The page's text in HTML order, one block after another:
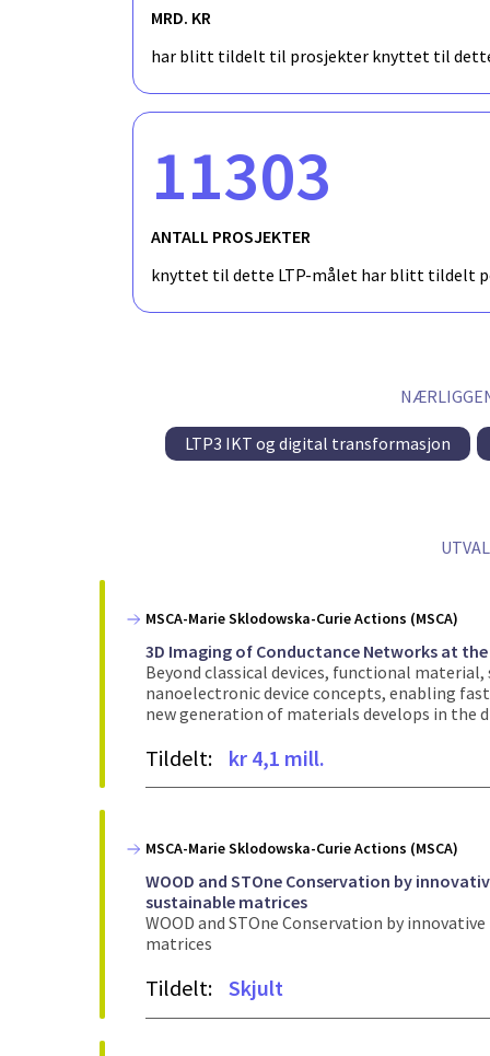
MRD. KR
har blitt tildelt til prosjekter knyttet til
11303
ANTALL PROSJEKTER
knyttet til dette LTP-målet har blitt tildelt
LTP3 IKT og digital transformasjon
MSCA-Marie Sklodowska-Curie Actions (MSCA)
3D Imaging of Conductance Networks at
Beyond classical devices, functional
nanoelectronic device concepts, enabling
new generation of materials develops in the
Tildelt: kr 4,1 mill.
MSCA-Marie Sklodowska-Curie Actions (MSCA)
WOOD and STOne Conservation by
sustainable matrices
WOOD and STOne Conservation by
matrices
Tildelt: Skjult